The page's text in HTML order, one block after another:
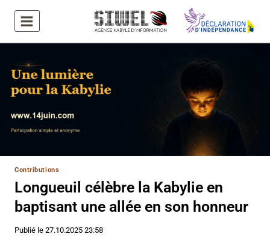
contenu
Contributions
Longueuil célèbre la Kabylie en
baptisant une allée en son honneur
Publié le 27.10.2025 23:58